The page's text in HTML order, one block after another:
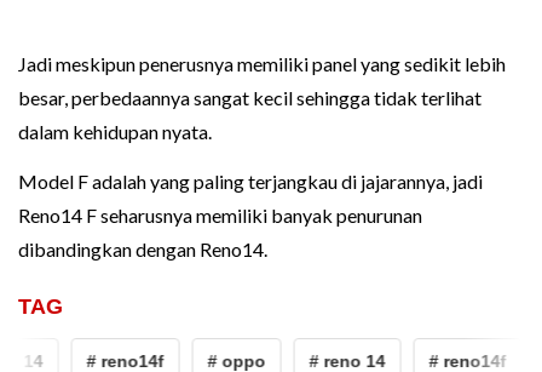
Jadi meskipun penerusnya memiliki panel yang sedikit lebih
besar, perbedaannya sangat kecil sehingga tidak terlihat
dalam kehidupan nyata.
Model F adalah yang paling terjangkau di jajarannya, jadi
Reno14 F seharusnya memiliki banyak penurunan
dibandingkan dengan Reno14.
TAG
14 # reno14f # oppo # reno 14 # reno14f